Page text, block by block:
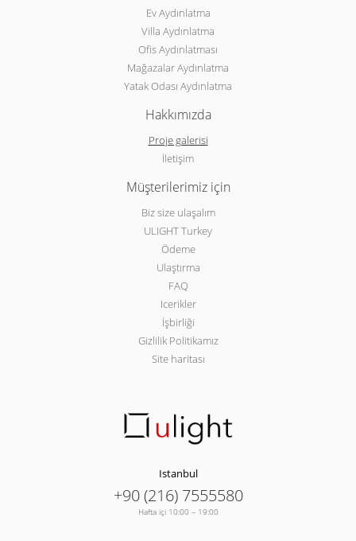
Ev Aydınlatma
Villa Aydınlatma
Ofis Aydınlatması
Mağazalar Aydınlatma
Yatak Odası Aydınlatma
Hakkımızda
Proje galerisi
İletişim
Müşterilerimiz için
Biz size ulaşalım
ULIGHT Turkey
Ödeme
Ulaştırma
FAQ
Icerikler
İşbirliği
Gizlilik Politikamız
Site haritası
Istanbul
+90 (216) 7555580
Hafta içi 10:00 – 19:00